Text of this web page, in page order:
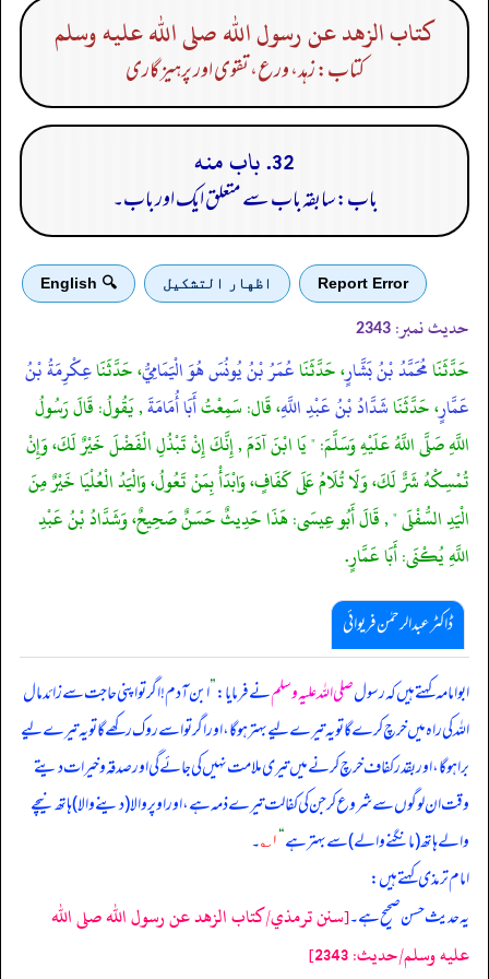
كتاب الزهد عن رسول الله صلى الله عليه وسلم
کتاب: زہد، ورع، تقوی اور پرہیز گاری
32. باب منه
باب: سابقہ باب سے متعلق ایک اور باب۔
Report Error اظهار التشكيل 🔍 English
حدیث نمبر: 2343
حَدَّثَنَامُحَمَّدُ بْنُ بَشَّارٍ، حَدَّثَنَاعُمَرُ بْنُ يُونُسَ هُوَ الْيَمَامِيُّ، حَدَّثَنَاعِكْرِمَةُ بْنُ
عَمَّارٍ، حَدَّثَنَاشَدَّادُ بْنُ عَبْدِ اللَّهِ، قَال: سَمِعْتُأَبَا أُمَامَةَ, يَقُولُ: قَالَ رَسُولُ
اللَّهِ صَلَّى اللَّهُ عَلَيْهِ وَسَلَّمَ: " يَا ابْنَ آدَمَ , إِنَّكَ إِنْ تَبْذُلِ الْفَضْلَ خَيْرٌ لَكَ، وَإِنْ
تُمْسِكْهُ شَرٌّ لَكَ، وَلَا تُلَامُ عَلَى كَفَافٍ، وَابْدَأْ بِمَنْ تَعُولُ، وَالْيَدُ الْعُلْيَا خَيْرٌ مِنَ
الْيَدِ السُّفْلَى " , قَالَ أَبُو عِيسَى: هَذَا حَدِيثٌ حَسَنٌ صَحِيحٌ، وَشَدَّادُ بْنُ عَبْدِ
اللَّهِ يُكْنَى: أَبَا عَمَّارٍ.
ڈاکٹر عبدالرحمٰن فریوائی
ابوامامہ کہتے ہیں کہرسولصلی اللہ علیہ وسلمنے فرمایا:”ابن آدم! اگر تو اپنی حاجت سے زائد مال
اللہ کی راہ میں خرچ کرے گا تو یہ تیرے لیے بہتر ہو گا، اور اگر تو اسے روک رکھے گا تو یہ تیرے لیے
برا ہو گا، اور بقدر کفاف خرچ کرنے میں تیری ملامت نہیں کی جائے گی اور صدقہ و خیرات دیتے
وقت ان لوگوں سے شروع کر جن کی کفالت تیرے ذمہ ہے، اور اوپر والا (دینے والا) ہاتھ نیچے
والے ہاتھ (مانگنے والے) سے بہتر ہے“۱؎ ۔
امام ترمذی کہتے ہیں:
یہ حدیث حسن صحیح ہے۔[سنن ترمذي/كتاب الزهد عن رسول الله صلى الله
عليه وسلم/حدیث: 2343]